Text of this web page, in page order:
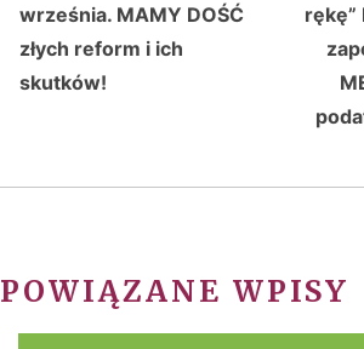
września. MAMY DOŚĆ
złych reform i ich
skutków!
rękę”
POWIĄZANE WPISY